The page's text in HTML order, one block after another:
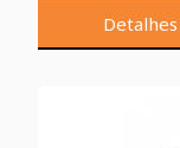
Detalhes